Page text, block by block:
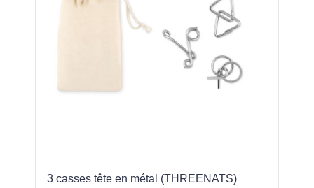
3 casses tête en métal (THREENATS)